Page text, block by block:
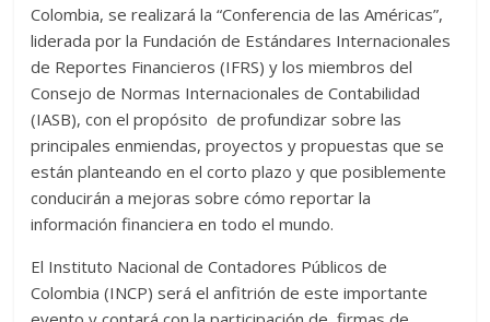
Colombia, se realizará la “Conferencia de las Américas”,
liderada por la Fundación de Estándares Internacionales
de Reportes Financieros (IFRS) y los miembros del
Consejo de Normas Internacionales de Contabilidad
(IASB), con el propósito de profundizar sobre las
principales enmiendas, proyectos y propuestas que se
están planteando en el corto plazo y que posiblemente
conducirán a mejoras sobre cómo reportar la
información financiera en todo el mundo.
El Instituto Nacional de Contadores Públicos de
Colombia (INCP) será el anfitrión de este importante